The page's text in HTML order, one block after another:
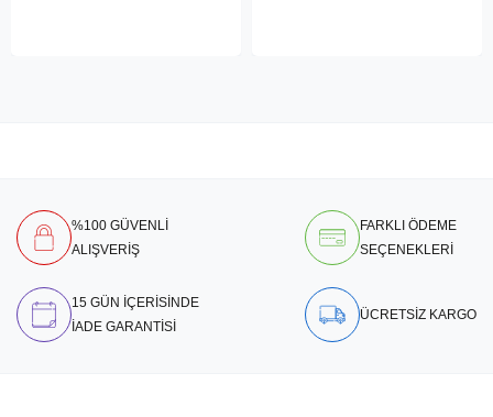
%100 GÜVENLİ
ALIŞVERİŞ
FARKLI ÖDEME
SEÇENEKLERİ
15 GÜN İÇERİSİNDE
İADE GARANTİSİ
ÜCRETSİZ KARGO